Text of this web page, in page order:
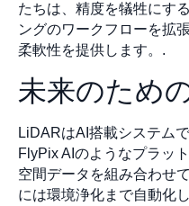
たちは、精度を犠牲にす
ングのワークフローを拡
柔軟性を提供します。.
未来のため
LiDARはAI搭載システム
FlyPix AIのようなプラッ
空間データを組み合わせ
には環境浄化まで自動化